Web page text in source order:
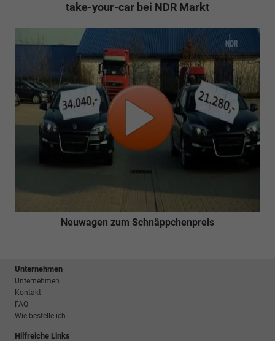
take-your-car bei NDR Markt
Neuwagen zum Schnäppchenpreis
Unternehmen
Unternehmen
Kontakt
FAQ
Wie bestelle ich
Hilfreiche Links